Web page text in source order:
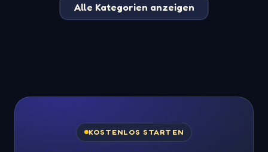
Alle Kategorien anzeigen
KOSTENLOS STARTEN